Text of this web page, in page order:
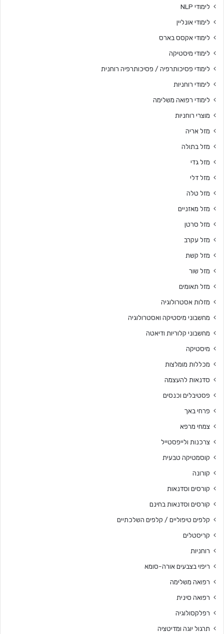
לימודי NLP
לימודי אונליין
לימודי אקסס בארס
לימודי מיסטיקה
לימודי פסיכותרפיה / פסיכותרפיה רוחנית
לימודי רוחניות
לימודי רפואה משלימה
מוצרי רוחניות
מזל אריה
מזל בתולה
מזל גדי
מזל דלי
מזל טלה
מזל מאזניים
מזל סרטן
מזל עקרב
מזל קשת
מזל שור
מזל תאומים
מזלות אסטרולוגיה
מחשבוני מיסטיקה ואסטרולוגיה
מחשבוני קלוריות ודיאטה
מיסטיקה
מכללות מומלצות
סדנאות להעצמה
פסטיבלים וכנסים
פרחי באך
צמחי מרפא
צרכנות ולייפסטייל
קוסמטיקה טבעית
קורונה
קורסים וסדנאות
קורסים וסדנאות בחינם
קלפים טיפוליים / קלפים השלכתיים
קריסטלים
רוחניות
ריפוי בצבעים אורה-סומא
רפואה משלימה
רפואה סינית
רפלקסולוגיה
תרגול יוגה ומדיטציה